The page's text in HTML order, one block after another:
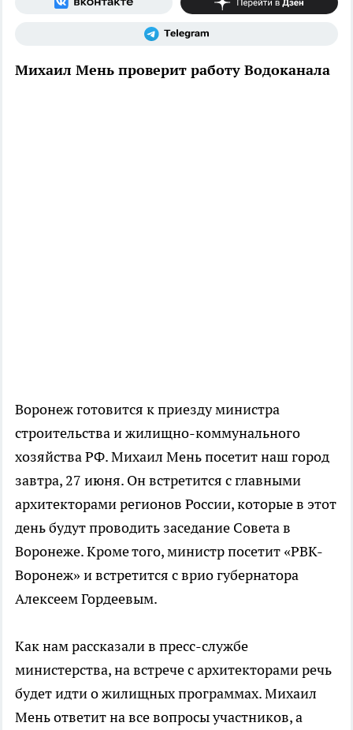
Михаил Мень проверит работу Водоканала
Воронеж готовится к приезду министра
строительства и жилищно-коммунального
хозяйства РФ. Михаил Мень посетит наш город
завтра, 27 июня. Он встретится с главными
архитекторами регионов России, которые в этот
день будут проводить заседание Совета в
Воронеже. Кроме того, министр посетит «РВК-
Воронеж» и встретится с врио губернатора
Алексеем Гордеевым.
Как нам рассказали в пресс-службе
министерства, на встрече с архитекторами речь
будет идти о жилищных программах. Михаил
Мень ответит на все вопросы участников, а